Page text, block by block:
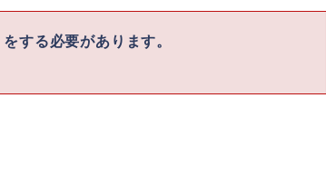
をする必要があります。